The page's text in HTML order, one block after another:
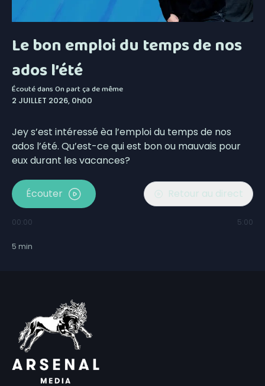
Le bon emploi du temps de nos
ados l’été
Écouté dansOn part ça de même
2 JUILLET 2026, 0h00
Jey s’est intéressé èa l’emploi du temps de nos
ados l’été. Qu’est-ce qui est bon ou mauvais pour
eux durant les vacances?
Écouter Retour au direct
00:00 5:00
5 min